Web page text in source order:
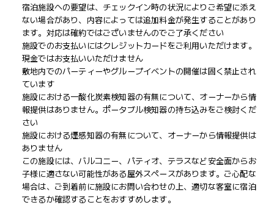
宿泊施設への要望は、チェックイン時の状況によりご希望に添え
ない場合があり、内容によっては追加料金が発生することがあり
ます。対応は確約ではございませんのでご了承ください
施設でのお支払いにはクレジットカードをご利用いただけます。
現金ではお支払いいただけません
敷地内でのパーティーやグループイベントの開催は固く禁止され
ています
施設における一酸化炭素検知器の有無について、オーナーから情
報提供はありません。ポータブル検知器の持ち込みをご検討くだ
さい
施設における煙感知器の有無について、オーナーから情報提供は
ありません
この施設には、バルコニー、パティオ、テラスなど安全面からお
子様に適さない可能性がある屋外スペースがあります。ご心配な
場合は、ご到着前に施設にお問い合わせの上、適切な客室に宿泊
できるか確認することをおすすめします。